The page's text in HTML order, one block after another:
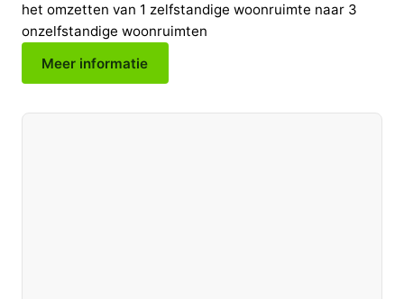
het omzetten van 1 zelfstandige woonruimte naar 3
onzelfstandige woonruimten
Meer informatie